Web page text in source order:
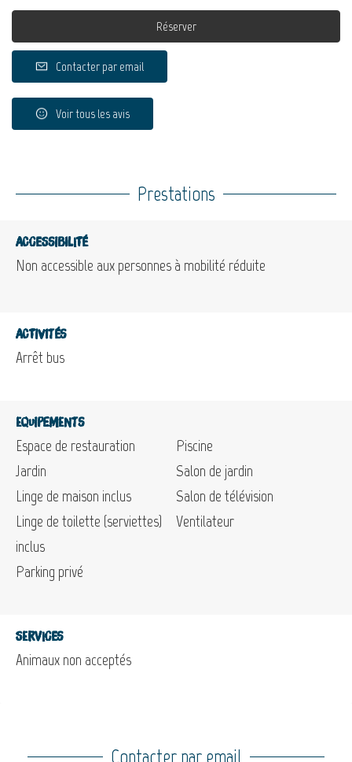
Réserver
Contacter par email
Voir tous les avis
Prestations
Accessibilité
Non accessible aux personnes à mobilité réduite
Activités
Arrêt bus
Equipements
Espace de restauration
Jardin
Linge de maison inclus
Linge de toilette (serviettes)
inclus
Parking privé
Piscine
Salon de jardin
Salon de télévision
Ventilateur
Services
Animaux non acceptés
Contacter par email